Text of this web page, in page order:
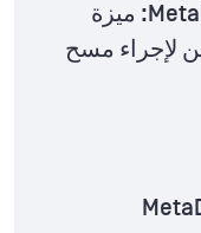
إصدار MetaDefender™ Drive .4.7: ميزة
لإجراء مسح